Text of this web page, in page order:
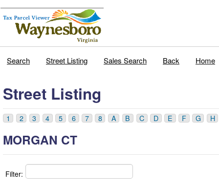
Search Street Listing Sales Search Back Home
Street Listing
1 2 3 4 5 6 7 8 A B C D E F G H
MORGAN CT
Filter: